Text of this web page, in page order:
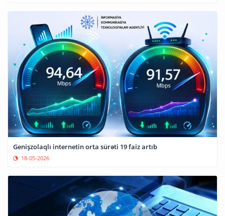
Genişzolaqlı internetin orta sürəti 19 faiz artıb
18-05-2026